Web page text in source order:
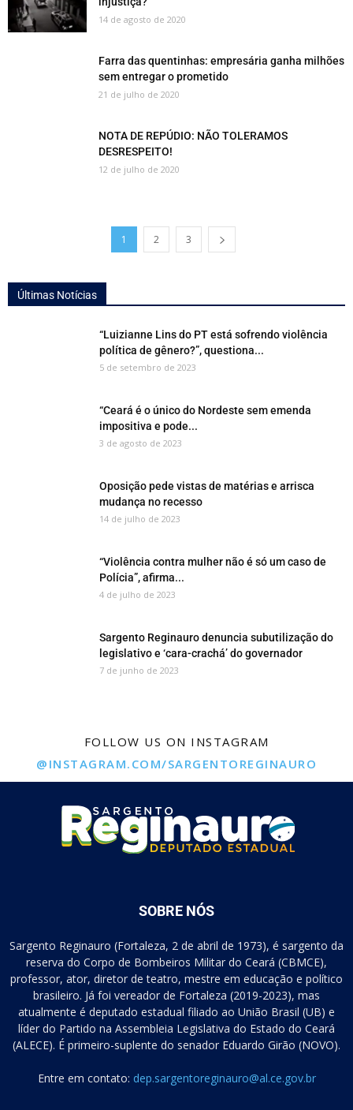
14 de agosto de 2020
Farra das quentinhas: empresária ganha milhões
sem entregar o prometido
21 de julho de 2020
NOTA DE REPÚDIO: NÃO TOLERAMOS
DESRESPEITO!
12 de julho de 2020
1 2 3
Últimas Notícias
“Luizianne Lins do PT está sofrendo violência
política de gênero?”, questiona...
5 de setembro de 2023
“Ceará é o único do Nordeste sem emenda
impositiva e pode...
3 de agosto de 2023
Oposição pede vistas de matérias e arrisca
mudança no recesso
14 de julho de 2023
“Violência contra mulher não é só um caso de
Polícia”, afirma...
4 de julho de 2023
Sargento Reginauro denuncia subutilização do
legislativo e ‘cara-crachá’ do governador
7 de junho de 2023
FOLLOW US ON INSTAGRAM
@INSTAGRAM.COM/SARGENTOREGINAURO
SOBRE NÓS
Sargento Reginauro (Fortaleza, 2 de abril de 1973), é sargento da
reserva do Corpo de Bombeiros Militar do Ceará (CBMCE),
professor, ator, diretor de teatro, mestre em educação e político
brasileiro. Já foi vereador de Fortaleza (2019-2023), mas
atualmente é deputado estadual filiado ao União Brasil (UB) e
líder do Partido na Assembleia Legislativa do Estado do Ceará
(ALECE). É primeiro-suplente do senador Eduardo Girão (NOVO).
Entre em contato: dep.sargentoreginauro@al.ce.gov.br